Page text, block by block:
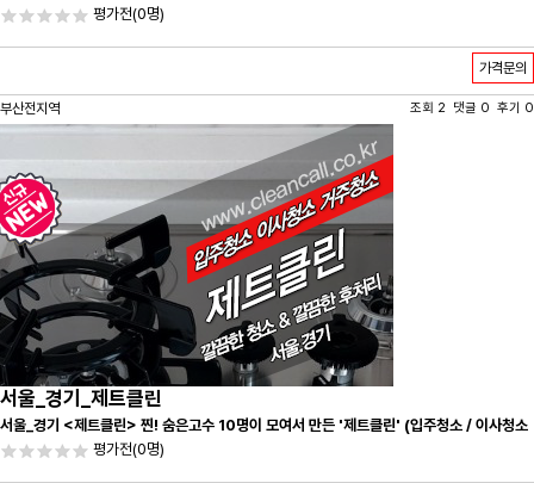
평가전(0명)
가격문의
부산전지역 조회 2 댓글 0 후기 0
서울_경기_제트클린
서울_경기 <제트클린> 찐! 숨은고수 10명이 모여서 만든 '제트클린' (입주청소 / 이사청소
/ 줄눈시공) 항상 꼼꼼하게 친절하게 응대하겠습니다^-^
평가전(0명)